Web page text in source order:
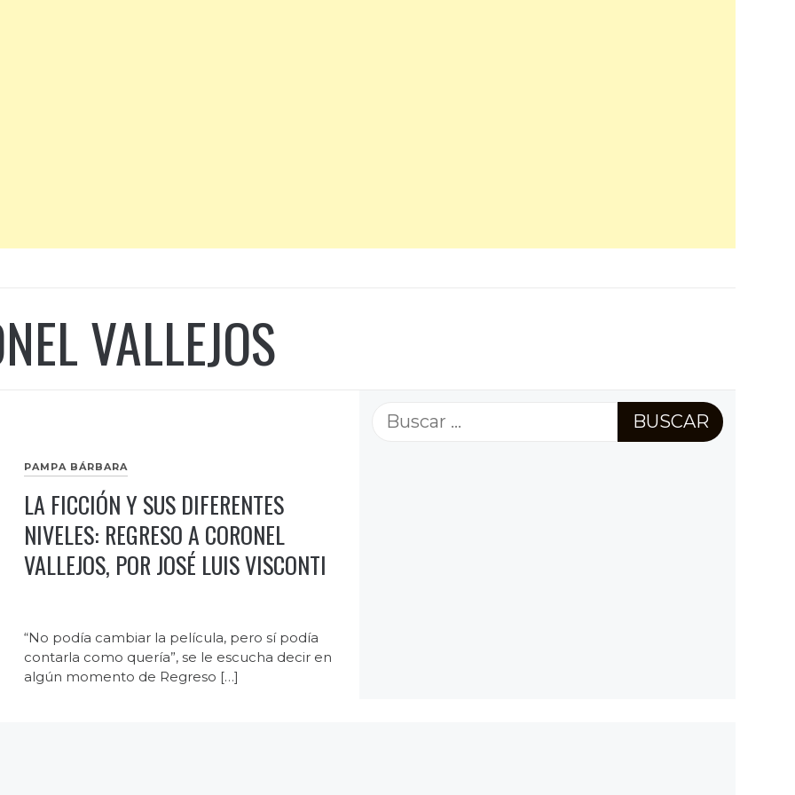
VALLEJOS
PAMPA BÁRBARA
LA FICCIÓN Y SUS DIFERENTES
NIVELES: REGRESO A CORONEL
VALLEJOS, POR JOSÉ LUIS VISCONTI
“No podía cambiar la película, pero sí podía
contarla como quería”, se le escucha decir en
algún momento de Regreso […]
Buscar: